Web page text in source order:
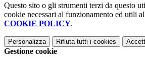
Questo sito o gli strumenti terzi da questo
cookie necessari al funzionamento ed utili
COOKIE POLICY.
Personalizza Rifiuta tutti i cookies
Gestione cookie